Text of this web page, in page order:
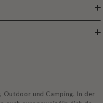
Outdoor und Camping. In der